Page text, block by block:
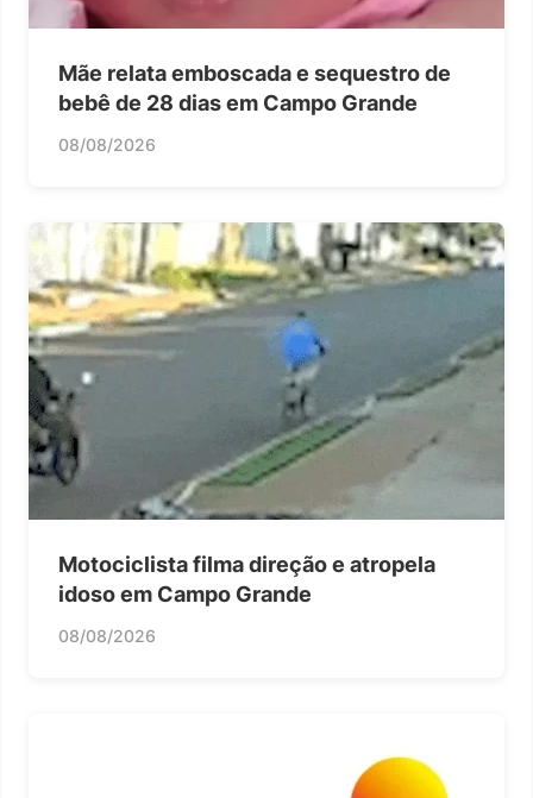
Mãe relata emboscada e sequestro de
bebê de 28 dias em Campo Grande
08/08/2026
Motociclista filma direção e atropela
idoso em Campo Grande
08/08/2026